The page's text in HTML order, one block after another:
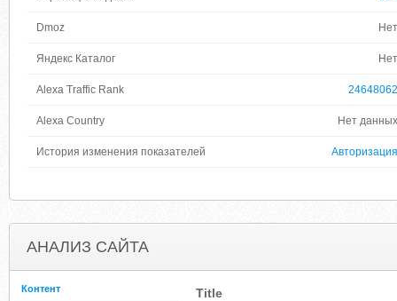
Dmoz Нет
Яндекс Каталог Нет
Alexa Traffic Rank 24648062
Alexa Country Нет данных
История изменения показателей Авторизация
АНАЛИЗ САЙТА
Контент Title